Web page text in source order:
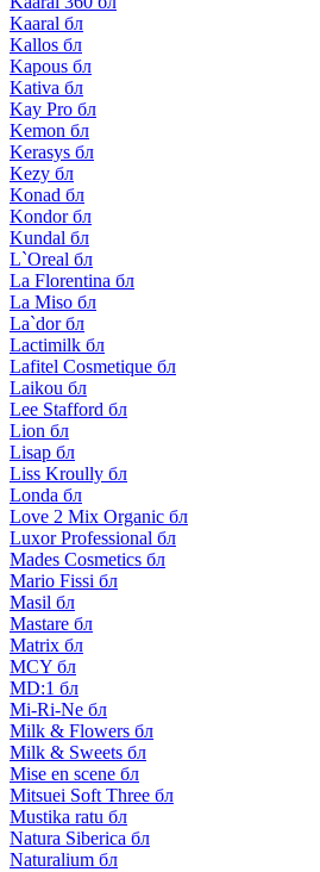
Kaaral бл
Kallos бл
Kapous бл
Kativa бл
Kay Pro бл
Kemon бл
Kerasys бл
Kezy бл
Konad бл
Kondor бл
Kundal бл
L`Oreal бл
La Florentina бл
La Miso бл
La`dor бл
Lactimilk бл
Lafitel Cosmetique бл
Laikou бл
Lee Stafford бл
Lion бл
Lisap бл
Liss Kroully бл
Londa бл
Love 2 Mix Organic бл
Luxor Professional бл
Mades Cosmetics бл
Mario Fissi бл
Masil бл
Mastare бл
Matrix бл
MCY бл
MD:1 бл
Mi-Ri-Ne бл
Milk & Flowers бл
Milk & Sweets бл
Mise en scene бл
Mitsuei Soft Three бл
Mustika ratu бл
Natura Siberica бл
Naturalium бл